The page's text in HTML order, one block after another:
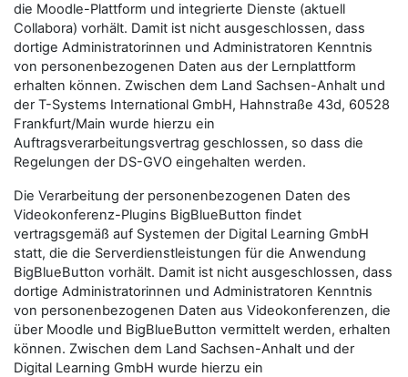
die Moodle-Plattform und integrierte Dienste (aktuell
Collabora) vorhält. Damit ist nicht ausgeschlossen, dass
dortige Administratorinnen und Administratoren Kenntnis
von personenbezogenen Daten aus der Lernplattform
erhalten können. Zwischen dem Land Sachsen-Anhalt und
der T-Systems International GmbH, Hahnstraße 43d, 60528
Frankfurt/Main wurde hierzu ein
Auftragsverarbeitungsvertrag geschlossen, so dass die
Regelungen der DS-GVO eingehalten werden.
Die Verarbeitung der personenbezogenen Daten des
Videokonferenz-Plugins BigBlueButton findet
vertragsgemäß auf Systemen der Digital Learning GmbH
statt, die die Serverdienstleistungen für die Anwendung
BigBlueButton vorhält. Damit ist nicht ausgeschlossen, dass
dortige Administratorinnen und Administratoren Kenntnis
von personenbezogenen Daten aus Videokonferenzen, die
über Moodle und BigBlueButton vermittelt werden, erhalten
können. Zwischen dem Land Sachsen-Anhalt und der
Digital Learning GmbH wurde hierzu ein